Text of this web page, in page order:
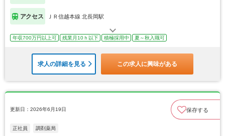
アクセス ＪＲ信越本線 北長岡駅
年収700万円以上可 残業月10ｈ以下 積極採用中 夏～秋入職可
求人の詳細を見る この求人に興味がある
更新日：2026年6月19日 保存する
正社員 調剤薬局